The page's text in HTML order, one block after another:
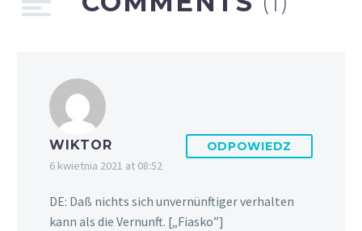
WIKTOR
6 kwietnia 2021 at 08:52
ODPOWIEDZ
DE: Daß nichts sich unvernünftiger verhalten
kann als die Vernunft. [„Fiasko”]